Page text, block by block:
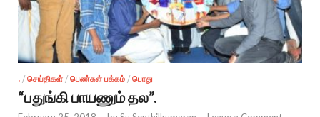
. / செய்திகள் / பெண்கள் பக்கம் / பொது
“பதுங்கி பாயணும் தல”.